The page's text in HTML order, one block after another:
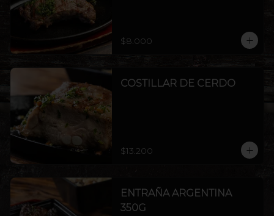
$8.000
COSTILLAR DE CERDO
$13.200
ENTRAÑA ARGENTINA
350G